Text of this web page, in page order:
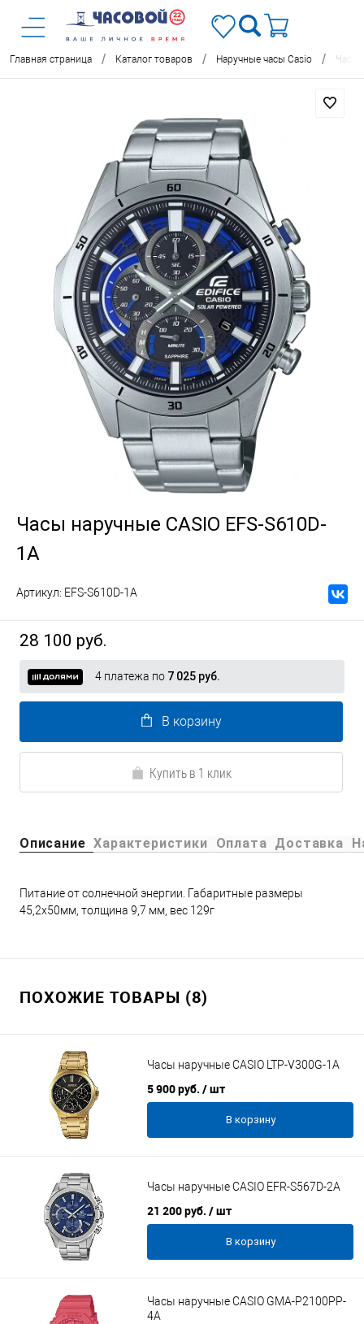
Главная страница / Каталог товаров / Наручные часы Casio / Часы
Часы наручные CASIO EFS-S610D-
1A
Артикул: EFS-S610D-1A
28 100 руб.
4 платежа по 7 025 руб.
В корзину
Купить в 1 клик
Описание Характеристики Оплата Доставка
Питание от солнечной энергии. Габаритные размеры
45,2х50мм, толщина 9,7 мм, вес 129г
ПОХОЖИЕ ТОВАРЫ (8)
Часы наручные CASIO LTP-V300G-1A
5 900 руб. / шт
В корзину
Часы наручные CASIO EFR-S567D-2A
21 200 руб. / шт
В корзину
Часы наручные CASIO GMA-P2100PP-
4A